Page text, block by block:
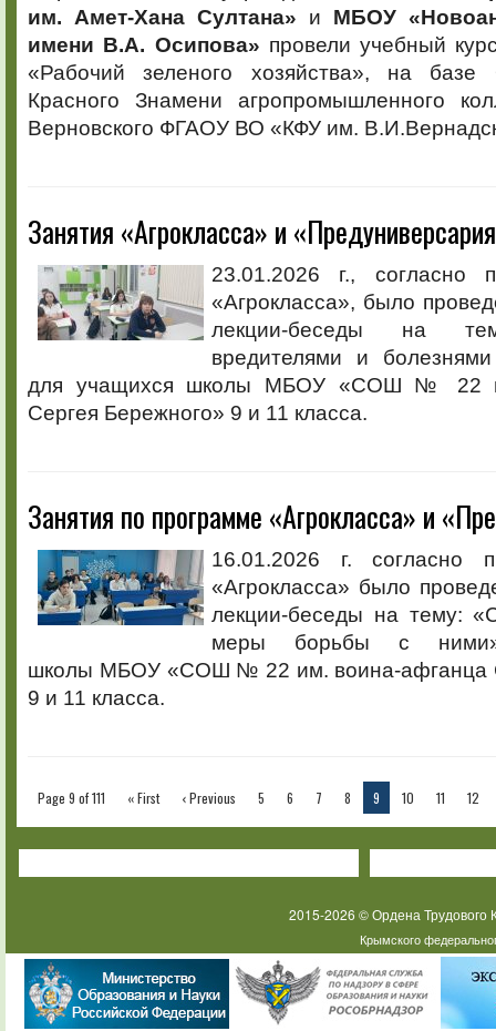
им. Амет-Хана Султана» и МБОУ
имени В.А. Осипова» провели учебный
«Рабочий зеленого хозяйства», на базе
Красного Знамени агропромышленного
Верновского ФГАОУ ВО «КФУ им.
Занятия «Агрокласса» и
23.01.2026 г., согласно
«Агрокласса», было
лекции-беседы на
вредителями и
для учащихся школы МБОУ «СОШ № 22
Сергея Бережного» 9 и 11 класса.
Занятия по программе «Агрокласса» и
16.01.2026 г. согласно
«Агрокласса» было
лекции-беседы на тему:
меры борьбы с
школы МБОУ «СОШ № 22 им. воина-афганца
9 и 11 класса.
Page 9 of 111 « First ‹ Previous 5 6 7 8 9 10 11 12
2015-2026 © Ордена
Крымского